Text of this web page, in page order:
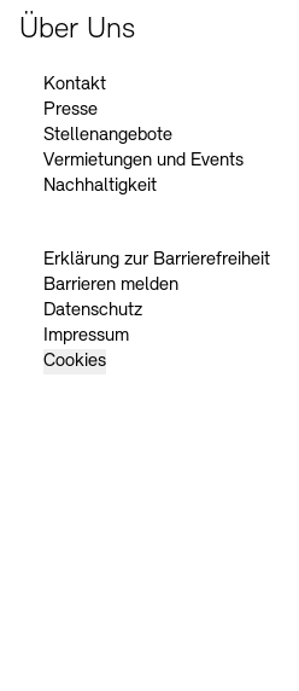
Über Uns
Kontakt
Presse
Stellenangebote
Vermietungen und Events
Nachhaltigkeit
Erklärung zur Barrierefreiheit
Barrieren melden
Datenschutz
Impressum
Cookies